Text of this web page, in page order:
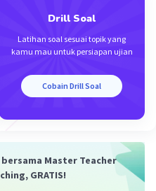
Drill Soal
Latihan soal sesuai topik yang
kamu mau untuk persiapan ujian
Cobain Drill Soal
Master Teacher
GRATIS!